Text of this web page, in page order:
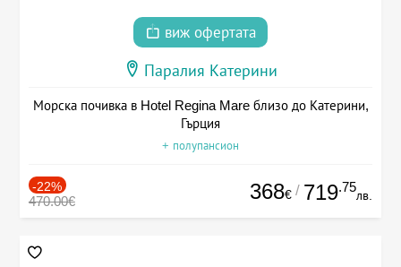
виж офертата
Паралия Катерини
Морска почивка в Hotel Regina Mare близо до Катерини,
Гърция
+ полупансион
-22%
470.00€ 368€ / 719.75
лв.